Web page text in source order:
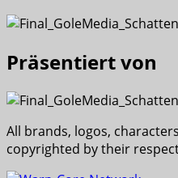
Präsentiert von
All brands, logos,
copyrighted by their